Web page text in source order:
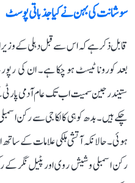
سوشانت کی بہن نے کیا جذباتی پوسٹ
قابل ذکر ہے کہ اس سے قبل دہلی کے وزیر
بعد کورونا ٹیسٹ ہو چکا ہے۔ ان کی
ستیندر جین سمیت اب تک عام آدمی پارٹی کے
چکے ہیں۔ بدھ کو ہی کالکا جی سے رکن
ہوئی۔ حالانکہ آتشی ہلکی علامات کے
رکن اسمبلی وشیش روی اور پٹیل نگر کے